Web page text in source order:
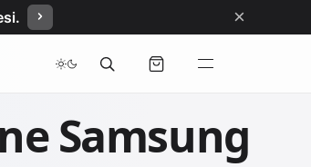
×
Samsung